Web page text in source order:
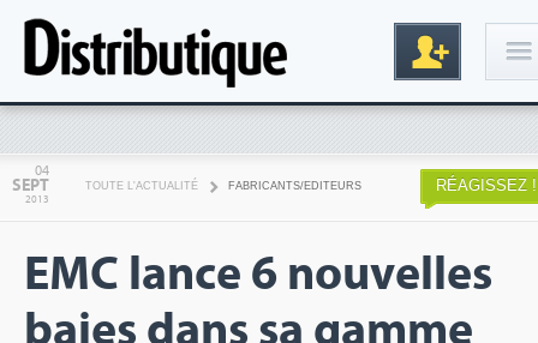
04
SEPT
2013
TOUTE L'ACTUALITÉ FABRICANTS/EDITEURS RÉAGISSEZ !
EMC lance 6 nouvelles
baies dans sa gamme